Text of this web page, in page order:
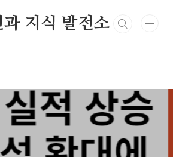
지식 발전소